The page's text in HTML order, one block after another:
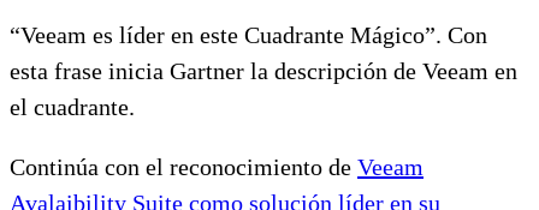
“Veeam es líder en este Cuadrante Mágico”. Con
esta frase inicia Gartner la descripción de Veeam en
el cuadrante.
Continúa con el reconocimiento de Veeam
Avalaibility Suite como solución líder en su